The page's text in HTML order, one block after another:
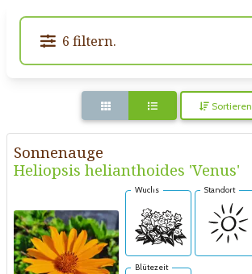
6 filtern.
Sortieren
Sonnenauge
Heliopsis helianthoides 'Venus'
Wuchs Standort
Blütezeit